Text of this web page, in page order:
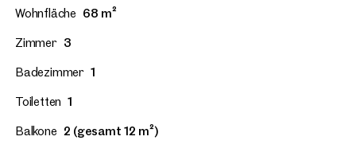
Wohnfläche 68 m²
Zimmer 3
Badezimmer 1
Toiletten 1
Balkone 2 (gesamt 12 m²)